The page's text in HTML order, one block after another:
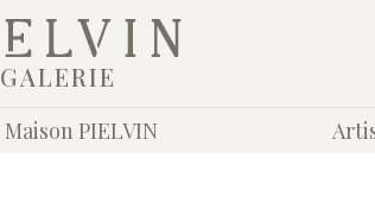
GALERIE
Maison PIELVIN